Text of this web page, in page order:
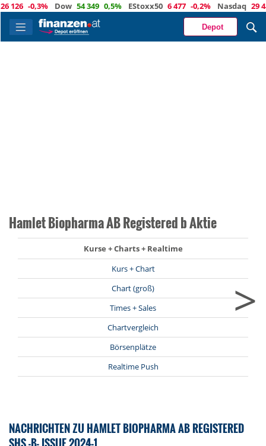
-0,3% Dow 54 349 0,5% EStoxx50 6 477 -0,2% Nasdaq 29 488
Depot
Hamlet Biopharma AB Registered b Aktie
Kurse + Charts + Realtime
Kurs + Chart
Chart (groß)
Times + Sales
Chartvergleich
Börsenplätze
Realtime Push
>
NACHRICHTEN ZU HAMLET BIOPHARMA AB REGISTERED
SHS -B- ISSUE 2024-1